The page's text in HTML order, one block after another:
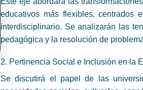
educativos más flexibles, centrados
interdisciplinario. Se analizarán las
pedagógica y la resolución de
2. Pertinencia Social e Inclusión en la
Se discutirá el papel de las